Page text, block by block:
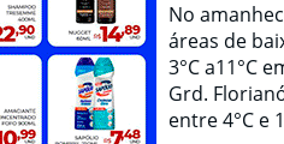
No
áreas de
3°C a11°C
Grd.
entre 4°C e